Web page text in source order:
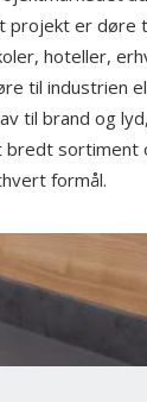
projekt er døre
hoteller,
til industrien
til brand og
bredt sortiment
formål.